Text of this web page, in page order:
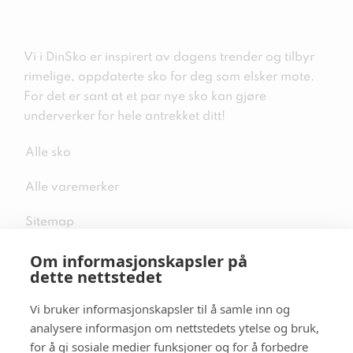
Om informasjonskapsler på
dette nettstedet
Vi bruker informasjonskapsler til å samle inn og
analysere informasjon om nettstedets ytelse og bruk,
for å gi sosiale medier funksjoner og for å forbedre
Vi i DinSko er inspirert av dagens trender og tilbyr
rimelige, oppdaterte sko for deg som elsker mote.
For det er sant at et par nye sko kan gjøre
underverker for hele antrekket ditt!
Alle sko
Alle varemerker
Sitemap
Følg oss i sosiale medier